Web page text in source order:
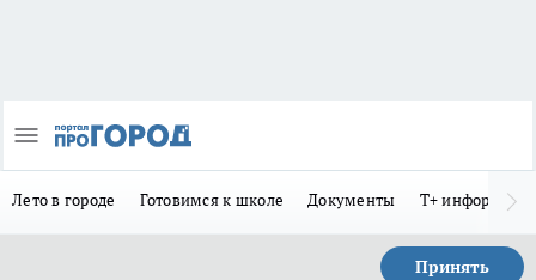
Лето в городе Готовимся к школе Документы Т+
Принять